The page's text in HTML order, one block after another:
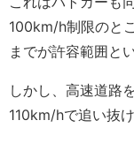
100km/h制限のと
までが許容範囲と
しかし、高速道路
110km/hで追い抜